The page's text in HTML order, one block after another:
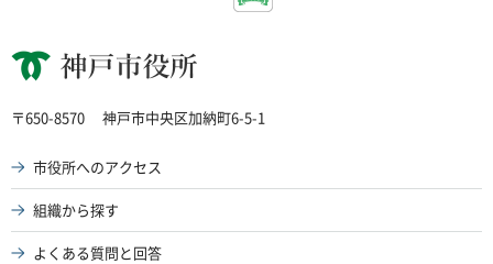
神戸市役所
〒650-8570 神戸市中央区加納町6-5-1
市役所へのアクセス
組織から探す
よくある質問と回答